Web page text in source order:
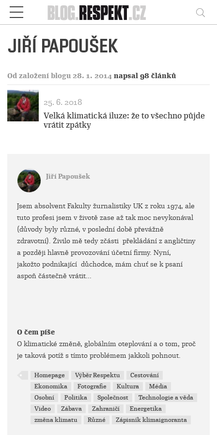
Respekt
JIŘÍ PAPOUŠEK
Od založení blogu 28. 1. 2014 napsal 98 článků
25. 6. 2018
Velká klimatická iluze: že to všechno půjde
vrátit zpátky
Jiří Papoušek
Jsem absolvent Fakulty žurnalistiky UK z roku 1974, ale
tuto profesi jsem v životě zase až tak moc nevykonával
(důvody byly různé, v poslední době převážně
zdravotní). Živilo mě tedy zčásti překládání z angličtiny
a později hlavně provozování účetní firmy. Nyní,
jakožto podnikající důchodce, mám chuť se k psaní
aspoň částečně vrátit...
O čem píše
O klimatické změně, globálním oteplování a o tom, proč
je taková potíž s tímto problémem jakkoli pohnout.
Homepage Výběr Respektu
Cestování
Ekonomika
Fotografie Kultura
Média
Osobní
Politika Společnost
Technologie a věda
Video
Zábava Zahraničí
Energetika
změna klimatu
Různé Zápisník klimaignoranta